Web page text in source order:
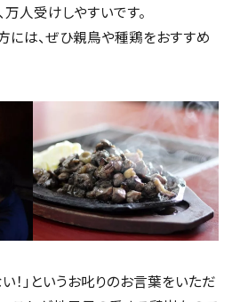
人受けしやすいです。
には、ぜひ親鳥や種鶏をおすすめ
！」というお叱りのお言葉をいただ